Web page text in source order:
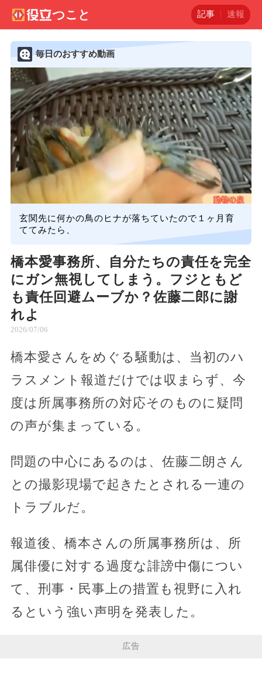
記事 速報
毎日のおすすめ動画
玄関先に何かの鳥のヒナが落ちていたので１ヶ月育
ててみたら、
橋本愛事務所、自分たちの責任を完全
にガン無視してしまう。フジともど
も責任回避ムーブか？佐藤二郎に謝
れよ
2026/07/06
橋本愛さんをめぐる騒動は、当初のハ
ラスメント報道だけでは収まらず、今
度は所属事務所の対応そのものに疑問
の声が集まっている。
問題の中心にあるのは、佐藤二朗さん
との撮影現場で起きたとされる一連の
トラブルだ。
報道後、橋本さんの所属事務所は、所
属俳優に対する過度な誹謗中傷につい
て、刑事・民事上の措置も視野に入れ
るという強い声明を発表した。
広告